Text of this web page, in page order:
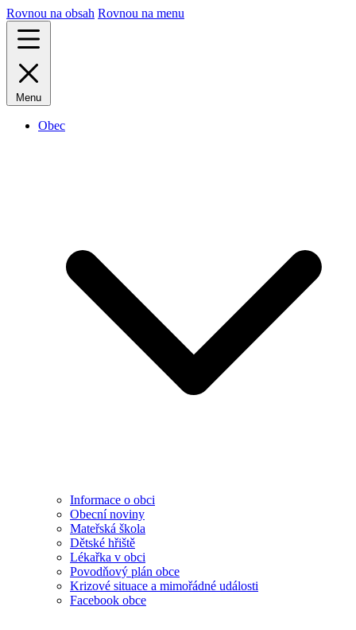
Rovnou na obsah Rovnou na menu
Menu
Obec
Informace o obci
Obecní noviny
Mateřská škola
Dětské hřiště
Lékařka v obci
Povodňový plán obce
Krizové situace a mimořádné události
Facebook obce